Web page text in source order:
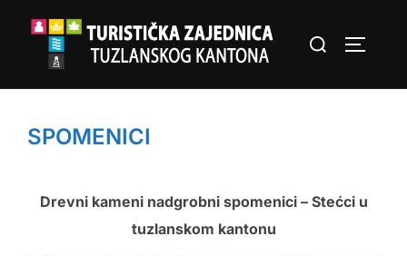
Search
SPOMENICI
Drevni kameni nadgrobni spomenici – Stećci u
tuzlanskom kantonu